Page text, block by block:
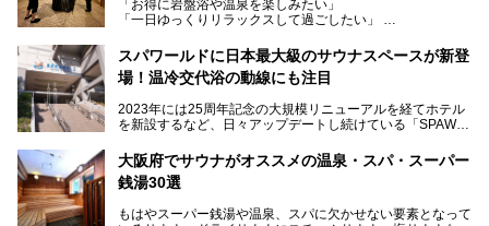
見どころが盛りだくさん。日常の疲れを癒やしたい方はもち
ろん、休日にゆったり過ごしたい方にもぴったりの内容とな
本記事では、そんなリニューアル後の注目ポイントを詳しく
紹介します。これから「鶴見緑地湯元水春」に訪れる方や、
い。
「お得に岩盤浴や温泉を楽しみたい」
「一日ゆっくりリラックスして過ごしたい」
利用できる「神州温泉 あるごの湯」です。
あるごの湯は、大阪府豊中市にある日帰り温浴施設で、阪急
チムジルバン（岩盤浴）を中心に、発汗・リラックス・漫画
タイムまで満喫できる長時間滞在型の施設なので、一日中ゆ
る迫力ある熱波パフォーマンスも毎日行われており、“とと
のう”体験をしっかり楽しめるのもポイントです。
ケやボウリングといった遊び場もあり、友人同士やカップル
スパワールドに日本最大級のサウナスペースが新登
場！温冷交代浴の動線にも注目
2023年には25周年記念の大規模リニューアルを経てホテル
を新設するなど、日々アップデートし続けている「SPAWO
そんなスパワールドが2025年11月15日（土）に、新たな浴
室や日本最大級140人収容の大規模サウナを携えてリニュー
アルオープン！浴室である4F・6Fそれぞれにリニューアル
大規模リニューアルの全容を確認すべく、リニューアルプレ
大阪府でサウナがオススメの温泉・スパ・スーパー
銭湯30選
もはやスーパー銭湯や温泉、スパに欠かせない要素となって